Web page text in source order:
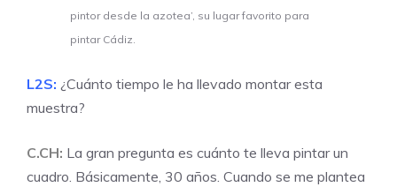
pintor desde la azotea’, su lugar favorito para
pintar Cádiz.
L2S: ¿Cuánto tiempo le ha llevado montar esta
muestra?
C.CH: La gran pregunta es cuánto te lleva pintar un
cuadro. Básicamente, 30 años. Cuando se me plantea